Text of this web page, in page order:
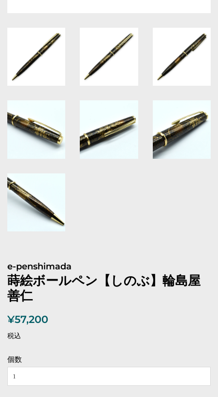
e-penshimada
蒔絵ボールペン【しのぶ】輪島屋
善仁
通
価
¥57,200
税込
個数